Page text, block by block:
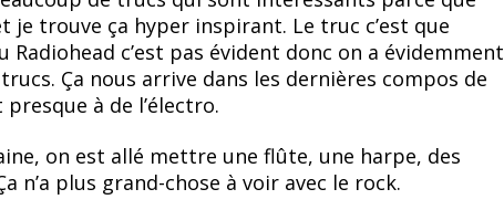
je trouve ça hyper inspirant. Le truc c’est que
c’est pas évident donc on a évidemment
Ça nous arrive dans les dernières compos de
à de l’électro.
on est allé mettre une flûte, une harpe, des
n’a plus grand-chose à voir avec le rock.